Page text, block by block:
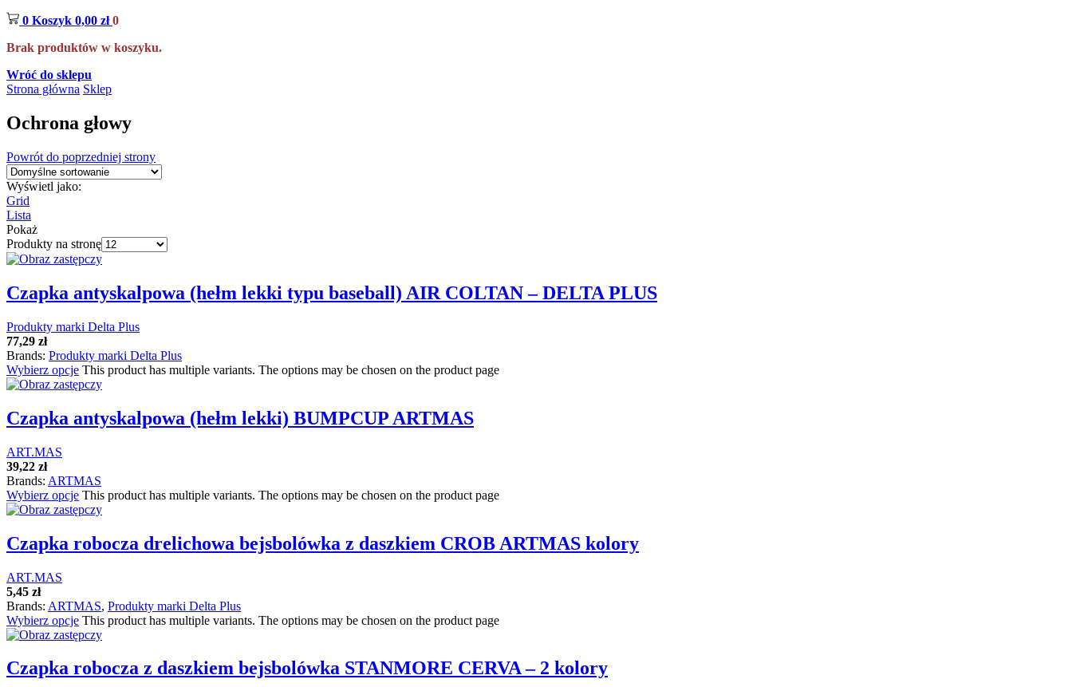
0 Koszyk 0,00 zł 0
Brak produktów w koszyku.
Wróć do sklepu
Strona główna Sklep
Ochrona głowy
Powrót do poprzedniej strony
Wyświetl jako:
Grid
Lista
Pokaż
Produkty na stronę
Czapka antyskalpowa (hełm lekki typu baseball) AIR COLTAN – DELTA PLUS
Produkty marki Delta Plus
77,29 zł
Brands: Produkty marki Delta Plus
Wybierz opcje This product has multiple variants. The options may be chosen on the product page
Czapka antyskalpowa (hełm lekki) BUMPCUP ARTMAS
ART.MAS
39,22 zł
Brands: ARTMAS
Wybierz opcje This product has multiple variants. The options may be chosen on the product page
Czapka robocza drelichowa bejsbolówka z daszkiem CROB ARTMAS kolory
ART.MAS
5,45 zł
Brands: ARTMAS, Produkty marki Delta Plus
Wybierz opcje This product has multiple variants. The options may be chosen on the product page
Czapka robocza z daszkiem bejsbolówka STANMORE CERVA – 2 kolory